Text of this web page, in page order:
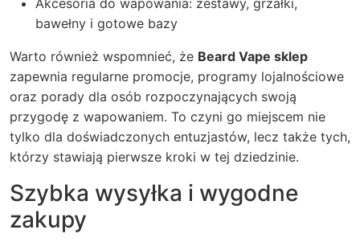
Akcesoria do wapowania: zestawy, grzałki,
bawełny i gotowe bazy
Warto również wspomnieć, że Beard Vape sklep
zapewnia regularne promocje, programy lojalnościowe
oraz porady dla osób rozpoczynających swoją
przygodę z wapowaniem. To czyni go miejscem nie
tylko dla doświadczonych entuzjastów, lecz także tych,
którzy stawiają pierwsze kroki w tej dziedzinie.
Szybka wysyłka i wygodne
zakupy